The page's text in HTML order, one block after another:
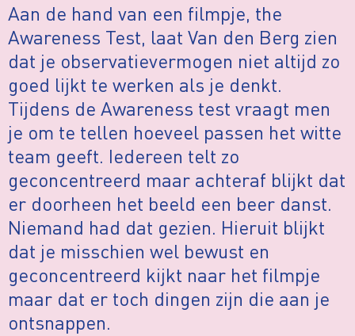
Aan de hand van een filmpje, the
Awareness Test, laat Van den Berg zien
dat je observatievermogen niet altijd zo
goed lijkt te werken als je denkt.
Tijdens de Awareness test vraagt men
je om te tellen hoeveel passen het witte
team geeft. Iedereen telt zo
geconcentreerd maar achteraf blijkt dat
er doorheen het beeld een beer danst.
Niemand had dat gezien. Hieruit blijkt
dat je misschien wel bewust en
geconcentreerd kijkt naar het filmpje
maar dat er toch dingen zijn die aan je
ontsnappen.